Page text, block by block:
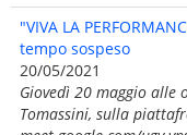
"VIVA LA
tempo sospeso
20/05/2021
Giovedì 20 maggio alle
Tomassini, sulla